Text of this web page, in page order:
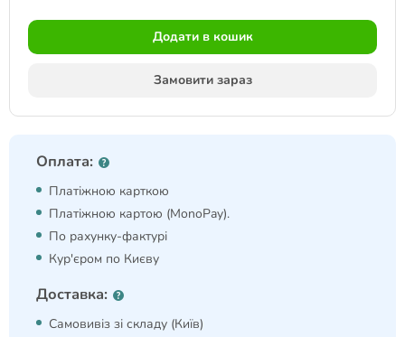
Додати в кошик
Замовити зараз
Оплата:
Платіжною карткою
Платіжною картою (MonoPay).
По рахунку-фактурі
Кур'єром по Києву
Доставка:
Самовивіз зі складу (Київ)